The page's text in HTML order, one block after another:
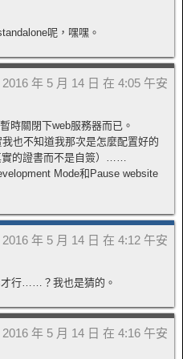
呢，嘿嘿。
2016 年 5 月 14 日 在 4:05 午安
時關閉下web服務器而已。
也不知道我那次是怎麼配置好的
的證書而不是自簽）……
Mode和Pause website
2016 年 5 月 14 日 在 4:12 午安
行……？我也是猜的。
2016 年 5 月 14 日 在 4:16 午安